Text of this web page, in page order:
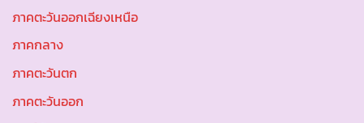
ภาคตะวันออกเฉียงเหนือ
ภาคกลาง
ภาคตะวันตก
ภาคตะวันออก